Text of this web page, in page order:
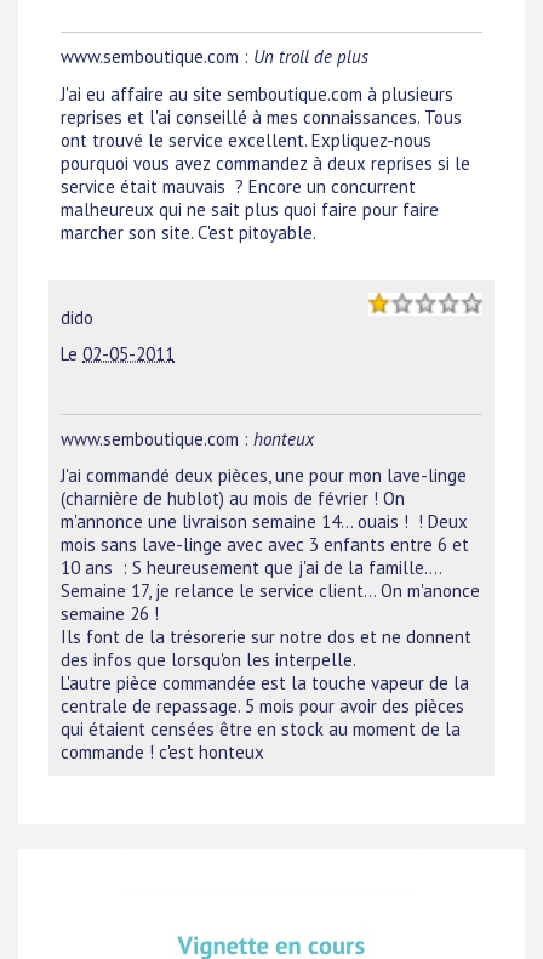
www.semboutique.com : Un troll de plus
J'ai eu affaire au site semboutique.com à plusieurs
reprises et l'ai conseillé à mes connaissances. Tous
ont trouvé le service excellent. Expliquez-nous
pourquoi vous avez commandez à deux reprises si le
service était mauvais ? Encore un concurrent
malheureux qui ne sait plus quoi faire pour faire
marcher son site. C'est pitoyable.
dido
Le 02-05-2011
www.semboutique.com : honteux
J'ai commandé deux pièces, une pour mon lave-linge
(charnière de hublot) au mois de février ! On
m'annonce une livraison semaine 14... ouais ! ! Deux
mois sans lave-linge avec avec 3 enfants entre 6 et
10 ans : S heureusement que j'ai de la famille....
Semaine 17, je relance le service client... On m'anonce
semaine 26 !
Ils font de la trésorerie sur notre dos et ne donnent
des infos que lorsqu'on les interpelle.
L'autre pièce commandée est la touche vapeur de la
centrale de repassage. 5 mois pour avoir des pièces
qui étaient censées être en stock au moment de la
commande ! c'est honteux